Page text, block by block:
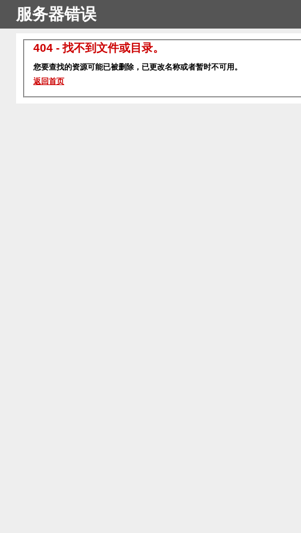
服务器错误
404 - 找不到文件或目录。
您要查找的资源可能已被删除，已更改名称或者暂时不可用。
返回首页